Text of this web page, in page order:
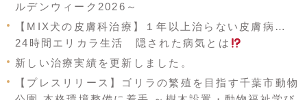
ルデンウィーク2026～
【MIX犬の皮膚科治療】１年以上治らない皮膚病…
24時間エリカラ生活 隠された病気とは
新しい治療実績を更新しました。
【プレスリリース】ゴリラの繁殖を目指す千葉市動物